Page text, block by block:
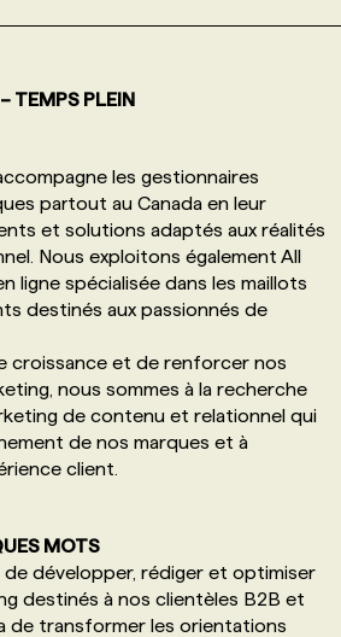
NOUS
TEMPS PLEIN
les gestionnaires
partout au Canada en leur
et solutions adaptés aux réalités
Nous exploitons également All
ligne spécialisée dans les maillots
destinés aux passionnés de
croissance et de renforcer nos
nous sommes à la recherche
de contenu et relationnel qui
de nos marques et à
client.
MOTS
de développer, rédiger et optimiser
destinés à nos clientèles B2B et
de transformer les orientations